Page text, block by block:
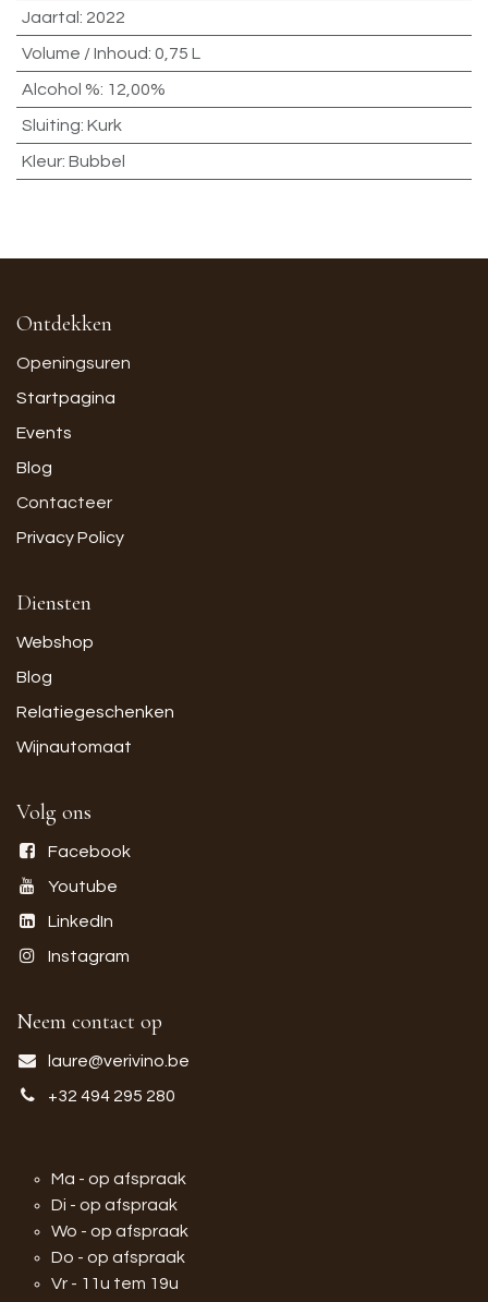
Jaartal : 2022
Volume / Inhoud: 0,75 L
Alcohol %: 12,00%
Sluiting: Kurk
Kleur: Bubbel
Ontdekken
Openingsuren
Startpagina
Events
Blog
Contacteer
Privacy Policy
Diensten
Webshop
Blog
Relatiegeschenken
Wijnautomaat
Volg ons
Facebook
Youtube
LinkedIn
Instagram
Neem contact op
laure@verivino.be
+32 494 295 280
Ma - op afspraak
Di - op afspraak
Wo - op afspraak
Do - op afspraak
Vr - 11u tem 19u